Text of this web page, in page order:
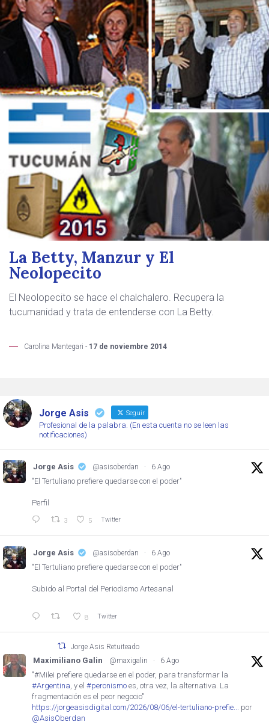
La Betty, Manzur y El
Neolopecito
El Neolopecito se hace el chalchalero. Recupera la
tucumanidad y trata de entenderse con La Betty.
Carolina Mantegari - 17 de noviembre 2014
Jorge Asis Seguir
Profesional de la palabra. (En esta cuenta no se leen las
notificaciones)
Jorge Asis @asisoberdan · 6 Ago
"El Tertuliano prefiere quedarse con el poder"
Perfil
3 5 Twitter
Jorge Asis @asisoberdan · 6 Ago
"El Tertuliano prefiere quedarse con el poder"
Subido al Portal del Periodismo Artesanal
8 Twitter
Jorge Asis Retuiteado
Maximiliano Galin @maxigalin · 6 Ago
"#Milei prefiere quedarse en el poder, para transformar la
#Argentina , y el #peronismo es, otra vez, la alternativa. La
fragmentación es el peor negocio"
https://jorgeasisdigital.com/2026/08/06/el-tertuliano-prefie...
por
@AsisOberdan